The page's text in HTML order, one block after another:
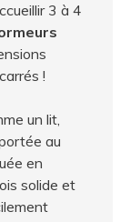
3 à 4
!
un lit,
au
en
solide et